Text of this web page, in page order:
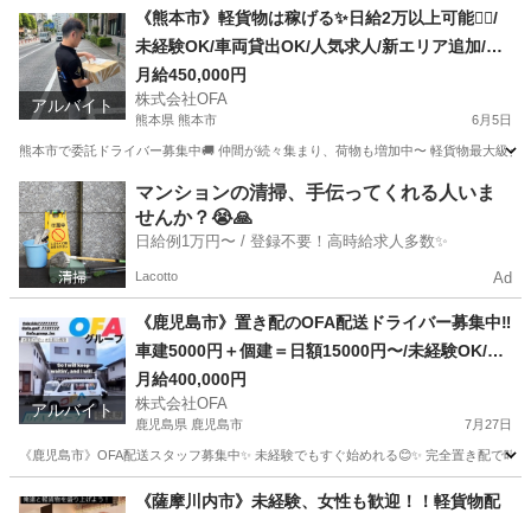
物流 スポット
アルバイト
《熊本市》軽貨物は稼げる✨日給2万以上可能🙆‍♂️/
未経験OK/車両貸出OK/人気求人/新エリア追加/若
手が活躍してるOFAグループ🥰✨
月給450,000円
株式会社OFA
熊本県 熊本市 6月5日
熊本市で委託ドライバー募集中🚚 仲間が続々集まり、荷物も増加中〜 軽貨物最大級
熊本 熊本市 配送 貨物
マンションの清掃、手伝ってくれる人いま
せんか？😭🙏
日給例1万円〜 / 登録不要！高時給求人多数✨
Lacotto Ad
アルバイト
《鹿児島市》置き配のOFA配送ドライバー募集中‼️
車建5000円＋個建＝日額15000円〜/未経験OK/車
両貸出OK/OFAグループ🚛✨
月給400,000円
株式会社OFA
鹿児島県 鹿児島市 7月27日
《鹿児島市》OFA配送スタッフ募集中✨ 未経験でもすぐ始めれる😊✨ 完全置き配で
鹿児島市 配送 置き配
《薩摩川内市》未経験、女性も歓迎！！軽貨物配